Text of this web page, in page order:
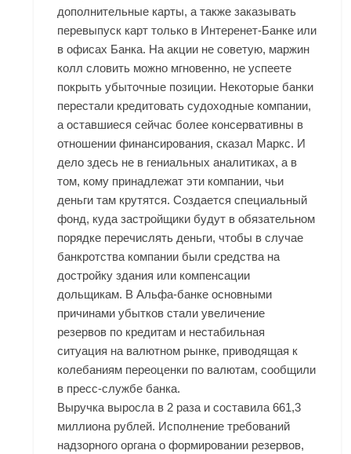
дополнительные карты, а также заказывать
перевыпуск карт только в Интеренет-Банке или
в офисах Банка. На акции не советую, маржин
колл словить можно мгновенно, не успеете
покрыть убыточные позиции. Некоторые банки
перестали кредитовать судоходные компании,
а оставшиеся сейчас более консервативны в
отношении финансирования, сказал Маркс. И
дело здесь не в гениальных аналитиках, а в
том, кому принадлежат эти компании, чьи
деньги там крутятся. Создается специальный
фонд, куда застройщики будут в обязательном
порядке перечислять деньги, чтобы в случае
банкротства компании были средства на
достройку здания или компенсации
дольщикам. В Альфа-банке основными
причинами убытков стали увеличение
резервов по кредитам и нестабильная
ситуация на валютном рынке, приводящая к
колебаниям переоценки по валютам, сообщили
в пресс-службе банка.
Выручка выросла в 2 раза и составила 661,3
миллиона рублей. Исполнение требований
надзорного органа о формировании резервов,